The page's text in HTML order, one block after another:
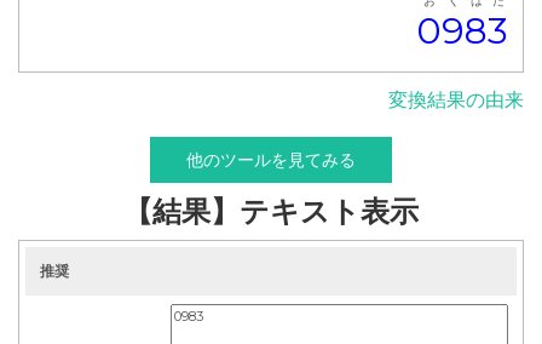
0983
変換結果の由来
他のツールを見てみる
【結果】テキスト表示
推奨